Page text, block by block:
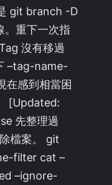
git branch -D
。重下一次指
沒有移過
–tag-name-
在感到相當困
[Updated:
先整理過
檔案。 git
filter cat –
–ignore-